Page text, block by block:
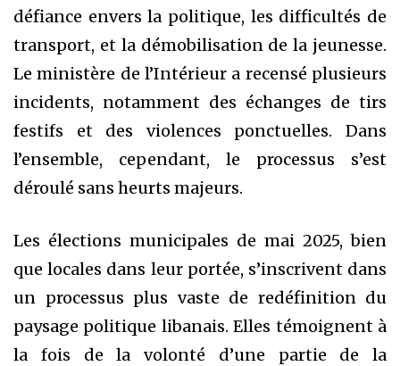
défiance envers la politique, les difficultés de
transport, et la démobilisation de la jeunesse.
Le ministère de l’Intérieur a recensé plusieurs
incidents, notamment des échanges de tirs
festifs et des violences ponctuelles. Dans
l’ensemble, cependant, le processus s’est
déroulé sans heurts majeurs.
Les élections municipales de mai 2025, bien
que locales dans leur portée, s’inscrivent dans
un processus plus vaste de redéfinition du
paysage politique libanais. Elles témoignent à
la fois de la volonté d’une partie de la